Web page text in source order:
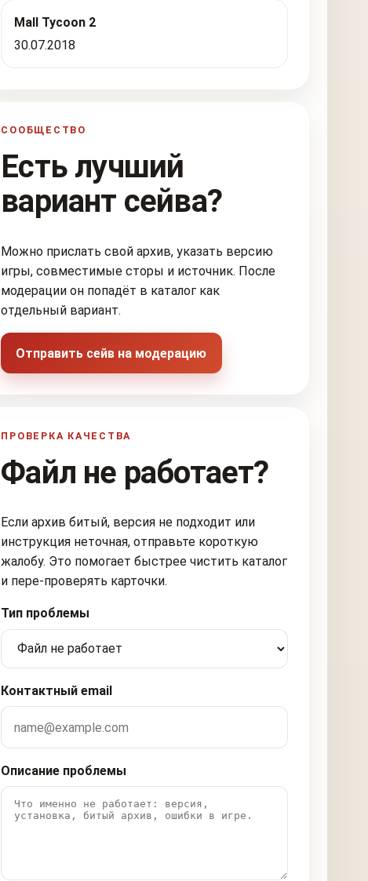
Mall Tycoon 2
30.07.2018
СООБЩЕСТВО
Есть лучший
вариант сейва?
Можно прислать свой архив, указать версию
игры, совместимые сторы и источник. После
модерации он попадёт в каталог как
отдельный вариант.
Отправить сейв на модерацию
ПРОВЕРКА КАЧЕСТВА
Файл не работает?
Если архив битый, версия не подходит или
инструкция неточная, отправьте короткую
жалобу. Это помогает быстрее чистить каталог
и пере-проверять карточки.
Тип проблемы
Контактный email
Описание проблемы